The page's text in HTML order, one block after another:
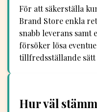
För att säkerställa
Brand Store enkla
snabb leverans samt
försöker lösa
tillfredsställande
Hur väl